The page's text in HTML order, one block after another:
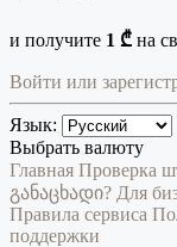
и получите 1 ₾ на
Войти или
Язык:
Выбрать валюту
Главная Проверка
განაცხადი? Для
Правила сервиса
поддержки